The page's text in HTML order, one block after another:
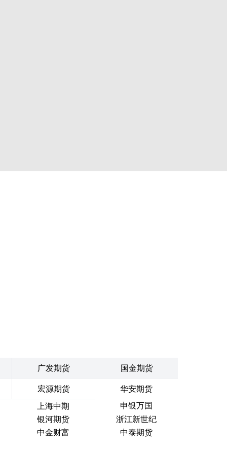
广发期货
国金期货
宏源期货
华安期货
上海中期
申银万国
银河期货
浙江新世纪
中金财富
中泰期货